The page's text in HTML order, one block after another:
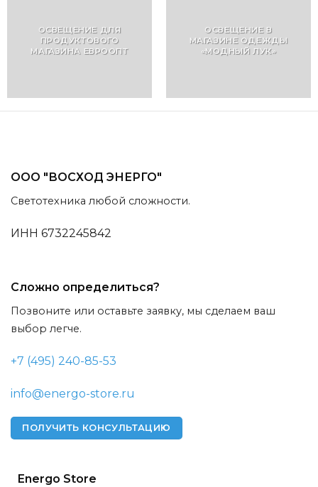
ОСВЕЩЕНИЕ ДЛЯ
ПРОДУКТОВОГО
МАГАЗИНА ЕВРООПТ
ОСВЕЩЕНИЕ В
МАГАЗИНЕ ОДЕЖДЫ
«МОДНЫЙ ЛУК»
ООО "ВОСХОД ЭНЕРГО"
Светотехника любой сложности.
ИНН 6732245842
Energo Store
Сложно определиться?
Позвоните или оставьте заявку, мы сделаем ваш
выбор легче.
+7 (495) 240-85-53
info@energo-store.ru
ПОЛУЧИТЬ КОНСУЛЬТАЦИЮ